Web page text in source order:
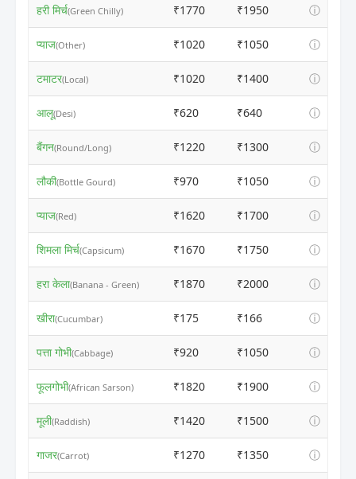
हरी मिर्च(Green Chilly) ₹1770 ₹1950 ⓘ
प्याज(Other) ₹1020 ₹1050 ⓘ
टमाटर(Local) ₹1020 ₹1400 ⓘ
आलू(Desi) ₹620 ₹640 ⓘ
बैंगन(Round/Long) ₹1220 ₹1300 ⓘ
लौकी(Bottle Gourd) ₹970 ₹1050 ⓘ
प्याज(Red) ₹1620 ₹1700 ⓘ
शिमला मिर्च(Capsicum) ₹1670 ₹1750 ⓘ
हरा केला(Banana - Green) ₹1870 ₹2000 ⓘ
खीरा(Cucumbar) ₹175 ₹166 ⓘ
पत्ता गोभी(Cabbage) ₹920 ₹1050 ⓘ
फूलगोभी(African Sarson) ₹1820 ₹1900 ⓘ
मूली(Raddish) ₹1420 ₹1500 ⓘ
गाजर(Carrot) ₹1270 ₹1350 ⓘ